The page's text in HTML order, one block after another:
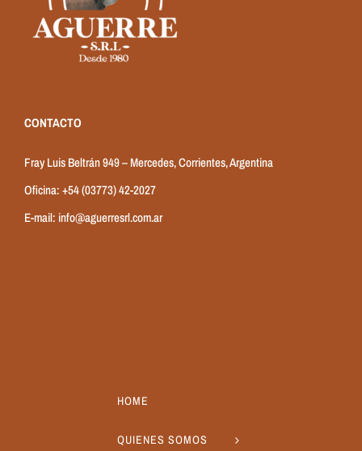
CONTACTO
Fray Luis Beltrán 949 – Mercedes, Corrientes, Argentina
Oficina:+54 (03773) 42-2027
E-mail: info@aguerresrl.com.ar
HOME
QUIENES SOMOS